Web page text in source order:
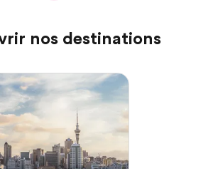
nos destinations